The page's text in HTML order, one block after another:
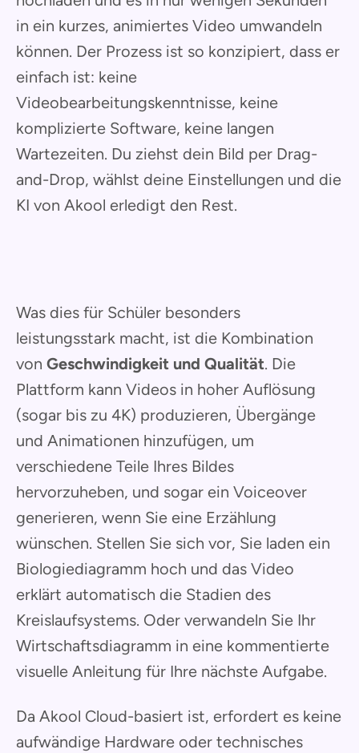
in ein kurzes, animiertes Video umwandeln
können. Der Prozess ist so konzipiert, dass er
einfach ist: keine
Videobearbeitungskenntnisse, keine
komplizierte Software, keine langen
Wartezeiten. Du ziehst dein Bild per Drag-
and-Drop, wählst deine Einstellungen und die
KI von Akool erledigt den Rest.
Was dies für Schüler besonders
leistungsstark macht, ist die Kombination
von Geschwindigkeit und Qualität. Die
Plattform kann Videos in hoher Auflösung
(sogar bis zu 4K) produzieren, Übergänge
und Animationen hinzufügen, um
verschiedene Teile Ihres Bildes
hervorzuheben, und sogar ein Voiceover
generieren, wenn Sie eine Erzählung
wünschen. Stellen Sie sich vor, Sie laden ein
Biologiediagramm hoch und das Video
erklärt automatisch die Stadien des
Kreislaufsystems. Oder verwandeln Sie Ihr
Wirtschaftsdiagramm in eine kommentierte
visuelle Anleitung für Ihre nächste Aufgabe.
Da Akool Cloud-basiert ist, erfordert es keine
aufwändige Hardware oder technisches